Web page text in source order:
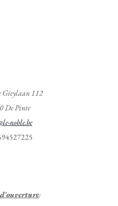
Gieylaan 112
De Pinte
noble.be
: